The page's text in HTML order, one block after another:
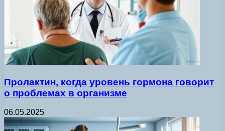
Пролактин, когда уровень гормона говорит
о проблемах в организме
06.05.2025